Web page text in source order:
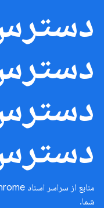
شما.